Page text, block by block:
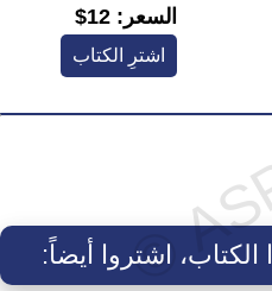
السعر: 12$
اشترِ الكتاب
الكتاب، اشتروا أيضاً: